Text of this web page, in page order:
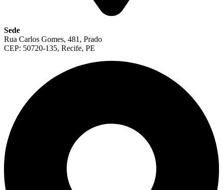
Sede
Rua Carlos Gomes, 481, Prado
CEP: 50720-135, Recife, PE